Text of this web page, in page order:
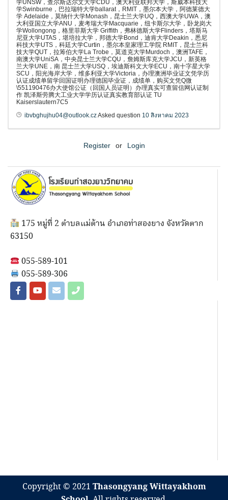
学UNSW，查尔斯达尔文大学CDU，澳大利亚联邦大学，斯威本科技大
学Swinburne，巴拉瑞特大学ballarat，RMIT，墨尔本大学，阿德莱德大
学 Adelaide，莫纳什大学Monash，昆士兰大学UQ，西澳大学UWA，澳
大利亚国立大学ANU，麦考瑞大学Macquarie，纽卡斯尔大学，卧龙岗大
学Wollongong，格里菲斯大学 Griffith，弗林德斯大学Flinders，塔斯马
尼亚大学UTAS，堪培拉大学，邦德大学Bond，迪肯大学Deakin，悉尼
科技大学UTS，科廷大学Curtin，墨尔本皇家理工学院 RMIT，昆士兰科
技大学QUT，拉筹伯大学La Trobe，莫道克大学Murdoch，澳洲TAFE，
南澳大学UniSA，中央昆士兰大学CQU，詹姆斯库克大学JCU，新英格
兰大学UNE，南 昆士兰大学USQ，埃迪斯科文大学ECU，南十字星大学
SCU，阳光海岸大学，维多利亚大学Victoria，办理澳洲毕业证文凭学历
认证成绩单留学回国证明办理德国毕业证，成绩单，购买文凭Q微
\551190476办大使馆公证（回国人员证明）办理真实可查留信网认证制
作 凯泽斯劳腾大工业大学学历认证真实教育部认证 TU
Kaiserslautern7C5
ibvbghujhu04@outlook.czAsked question 10 สิงหาคม 2023
Register or Login
175 หมู่ที่ 2 ตำบลแม่ต้าน อำเภอท่าสองยาง จังหวัดตาก
63150
055-589-101
055-589-306
Copyright © 2021 Thasongyang Wittayakhom